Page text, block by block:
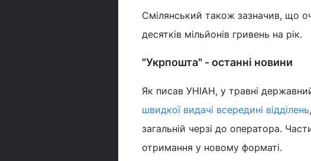
Смілянський також зазначив, що
десятків мільйонів гривень на рік.
"Укрпошта" - останні новини
Як писав УНІАН, у травні
швидкої видачі всередині відділень
загальній черзі до оператора.
отримання у новому форматі.